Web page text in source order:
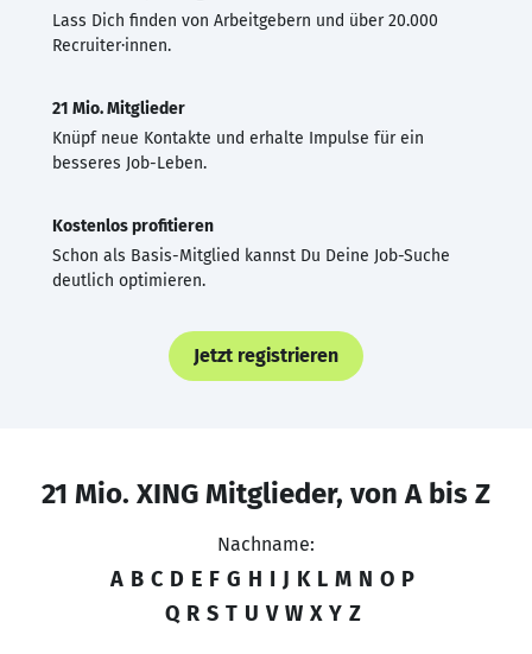
Lass Dich finden von Arbeitgebern und über 20.000
Recruiter·innen.
21 Mio. Mitglieder
Knüpf neue Kontakte und erhalte Impulse für ein
besseres Job-Leben.
Kostenlos profitieren
Schon als Basis-Mitglied kannst Du Deine Job-Suche
deutlich optimieren.
Jetzt registrieren
21 Mio. XING Mitglieder, von A bis Z
Nachname:
A B C D E F G H I J K L M N O P
Q R S T U V W X Y Z